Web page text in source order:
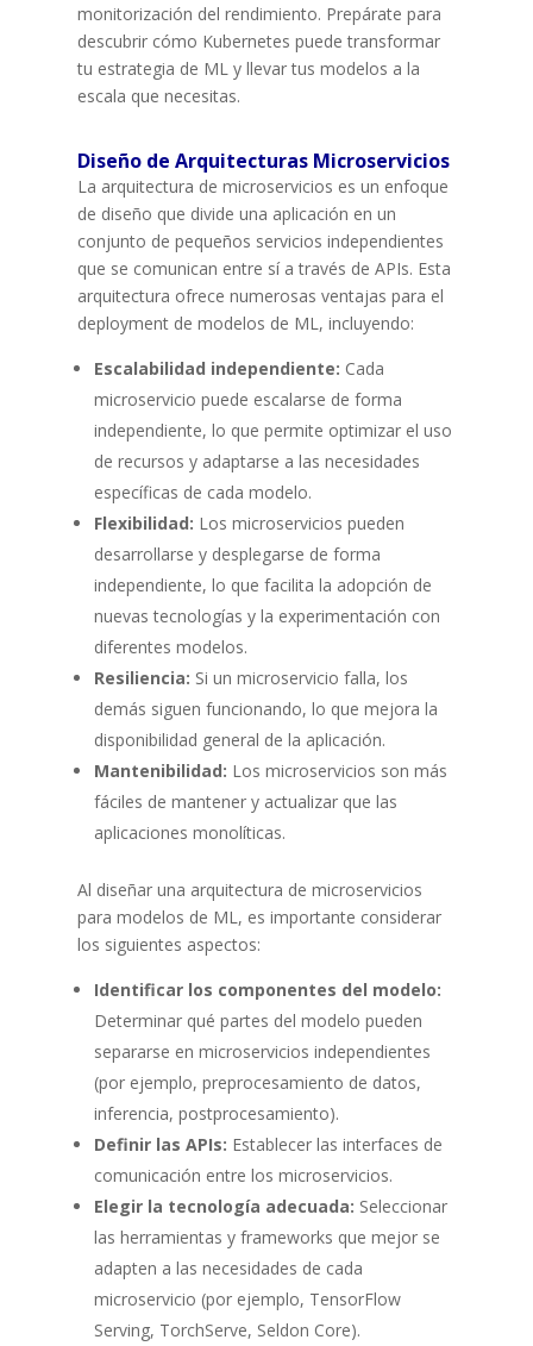
monitorización del rendimiento. Prepárate para
descubrir cómo Kubernetes puede transformar
tu estrategia de ML y llevar tus modelos a la
escala que necesitas.
Diseño de Arquitecturas Microservicios
La arquitectura de microservicios es un enfoque
de diseño que divide una aplicación en un
conjunto de pequeños servicios independientes
que se comunican entre sí a través de APIs. Esta
arquitectura ofrece numerosas ventajas para el
deployment de modelos de ML, incluyendo:
Escalabilidad independiente: Cada
microservicio puede escalarse de forma
independiente, lo que permite optimizar el uso
de recursos y adaptarse a las necesidades
específicas de cada modelo.
Flexibilidad: Los microservicios pueden
desarrollarse y desplegarse de forma
independiente, lo que facilita la adopción de
nuevas tecnologías y la experimentación con
diferentes modelos.
Resiliencia: Si un microservicio falla, los
demás siguen funcionando, lo que mejora la
disponibilidad general de la aplicación.
Mantenibilidad: Los microservicios son más
fáciles de mantener y actualizar que las
aplicaciones monolíticas.
Al diseñar una arquitectura de microservicios
para modelos de ML, es importante considerar
los siguientes aspectos:
Identificar los componentes del modelo:
Determinar qué partes del modelo pueden
separarse en microservicios independientes
(por ejemplo, preprocesamiento de datos,
inferencia, postprocesamiento).
Definir las APIs: Establecer las interfaces de
comunicación entre los microservicios.
Elegir la tecnología adecuada: Seleccionar
las herramientas y frameworks que mejor se
adapten a las necesidades de cada
microservicio (por ejemplo, TensorFlow
Serving, TorchServe, Seldon Core).